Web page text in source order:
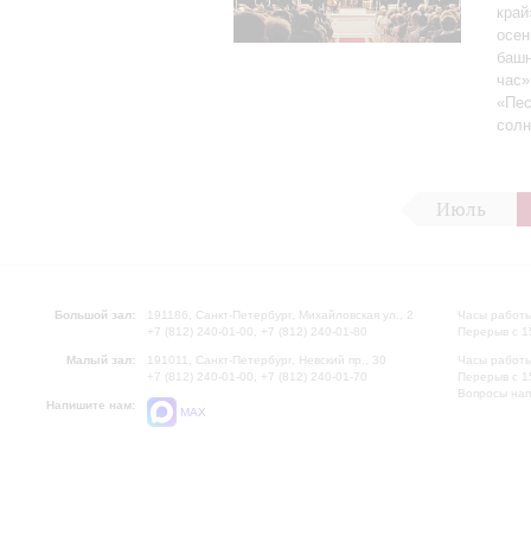
Июль
Большой зал:
191186, Санкт-Петербург, Михайловская ул., 2
+7 (812) 240-01-00, +7 (812) 240-01-80
Малый зал:
191011, Санкт-Петербург, Невский пр., 30
+7 (812) 240-01-00, +7 (812) 240-01-70
Напишите нам:
MAX
Часы
Перерыв с
Часы
Перерыв с
Вопросы